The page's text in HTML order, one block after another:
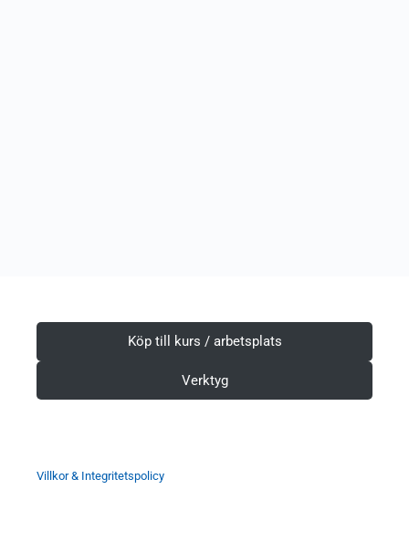
Köp till kurs / arbetsplats
Verktyg
Villkor & Integritetspolicy